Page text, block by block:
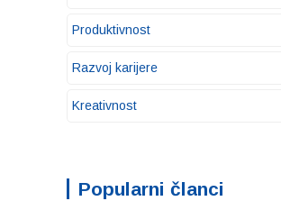
Produktivnost
Razvoj karijere
Kreativnost
Popularni članci